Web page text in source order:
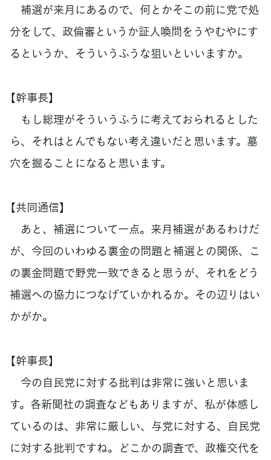
補選が来月にあるので、何とかそこの前に党で処
分をして、政倫審というか証人喚問をうやむやにす
るというか、そういうふうな狙いといいますか。
【幹事長】
もし総理がそういうふうに考えておられるとした
ら、それはとんでもない考え違いだと思います。墓
穴を掘ることになると思います。
【共同通信】
あと、補選について一点。来月補選があるわけだ
が、今回のいわゆる裏金の問題と補選との関係、こ
の裏金問題で野党一致できると思うが、それをどう
補選への協力につなげていかれるか。その辺りはい
かがか。
【幹事長】
今の自民党に対する批判は非常に強いと思いま
す。各新聞社の調査などもありますが、私が体感し
ているのは、非常に厳しい、与党に対する、自民党
に対する批判ですね。どこかの調査で、政権交代を